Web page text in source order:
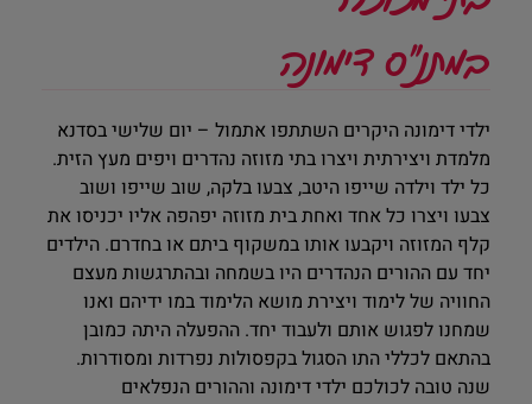
במתנ"ס דימונה
ילדי דימונה היקרים השתתפו אתמול – יום שלישי בסדנא
מלמדת ויצירתית ויצרו בתי מזוזה נהדרים ויפים מעץ הזית.
כל ילד וילדה שייפו היטב, צבעו בלקה, שוב שייפו ושוב
צבעו ויצרו כל אחד ואחת בית מזוזה יפהפה אליו יכניסו את
קלף המזוזה ויקבעו אותו במשקוף ביתם או בחדרם. הילדים
יחד עם ההורים הנהדרים היו בשמחה ובהתרגשות מעצם
החוויה של לימוד ויצירת מושא הלימוד במו ידיהם ואנו
שמחנו לפגוש אותם ולעבוד יחד. ההפעלה היתה כמובן
בהתאם לכללי התו הסגול בקפסולות נפרדות ומסודרות.
שנה טובה לכולכם ילדי דימונה וההורים הנפלאים